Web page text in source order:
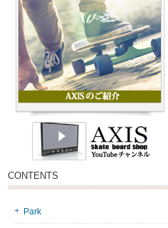
CONTENTS
Park